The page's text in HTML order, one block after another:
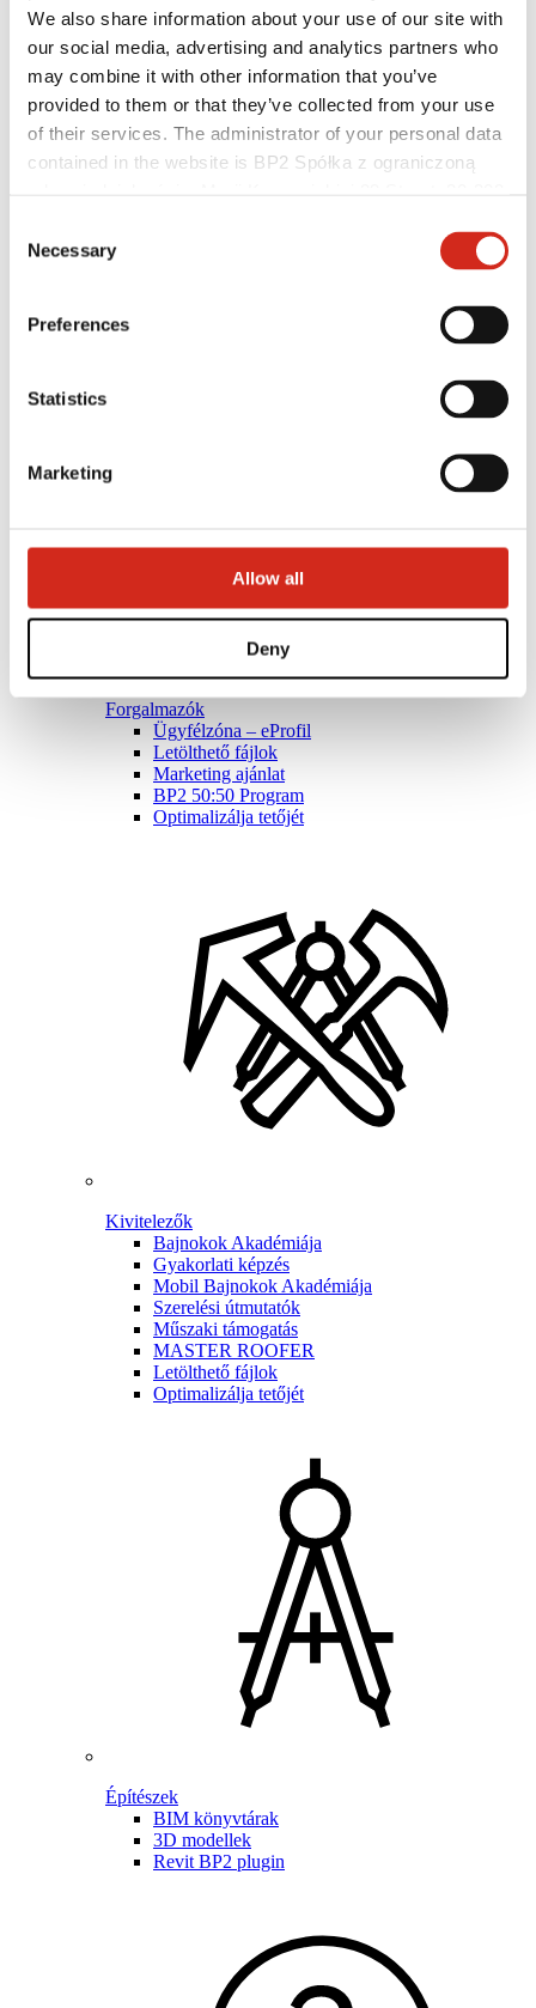
We also share information about your use of our site with
our social media, advertising and analytics partners who
may combine it with other information that you’ve
provided to them or that they’ve collected from your use
of their services. The administrator of your personal data
contained in the website is BP2 Spółka z ograniczoną
121387608.
Selection
Necessary
Preferences
Statistics
Marketing
Allow all
Deny
Hasznos linkek
Bevonatok, színválaszték és garanciák
Garancia nyilvántartásba vétele
Forgalmazók
Ügyfélzóna – eProfil
Letölthető fájlok
Marketing ajánlat
BP2 50:50 Program
Optimalizálja tetőjét
Kivitelezők
Bajnokok Akadémiája
Gyakorlati képzés
Mobil Bajnokok Akadémiája
Szerelési útmutatók
Műszaki támogatás
MASTER ROOFER
Letölthető fájlok
Optimalizálja tetőjét
Építészek
BIM könyvtárak
3D modellek
Revit BP2 plugin